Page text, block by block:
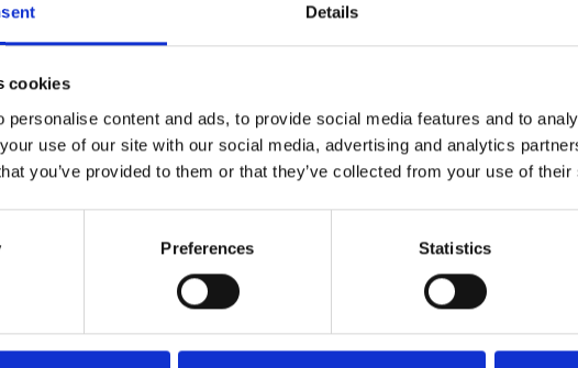
Details
cookies
personalise content and ads, to provide social media features and to
use of our site with our social media, advertising and analytics
you’ve provided to them or that they’ve collected from your use of
Preferences Statistics